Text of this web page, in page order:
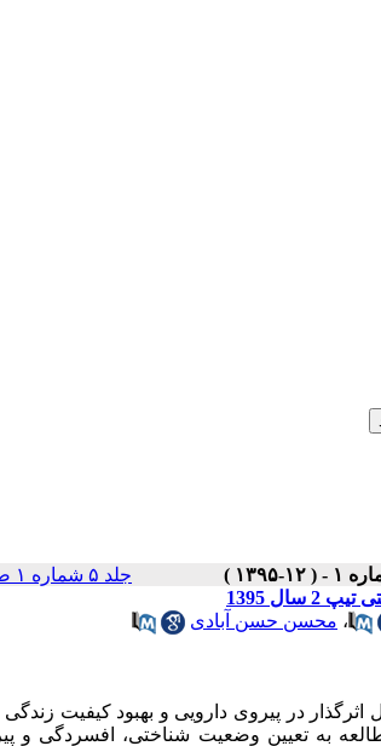
جلد ۵ شماره ۱ صفحات ۵۸-۵۰
1395
، محسن حسن آبادی
در پیروی دارویی و بهبود کیفیت زندگی